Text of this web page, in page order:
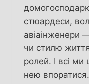
стюардеси,
авіаінженери
чи стилю
ролей. І всі ми
нею впоратися.